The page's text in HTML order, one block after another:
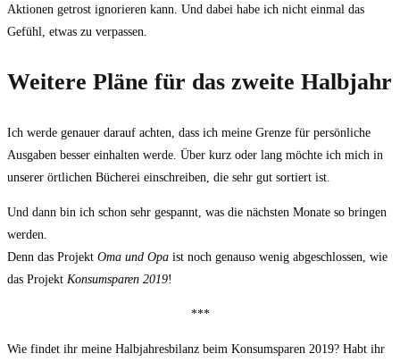
Aktionen getrost ignorieren kann. Und dabei habe ich nicht einmal das
Gefühl, etwas zu verpassen.
Weitere Pläne für das zweite Halbjahr
Ich werde genauer darauf achten, dass ich meine Grenze für persönliche
Ausgaben besser einhalten werde. Über kurz oder lang möchte ich mich in
unserer örtlichen Bücherei einschreiben, die sehr gut sortiert ist.
Und dann bin ich schon sehr gespannt, was die nächsten Monate so bringen
werden.
Denn das Projekt Oma und Opa ist noch genauso wenig abgeschlossen, wie
das Projekt Konsumsparen 2019!
***
Wie findet ihr meine Halbjahresbilanz beim Konsumsparen 2019? Habt ihr